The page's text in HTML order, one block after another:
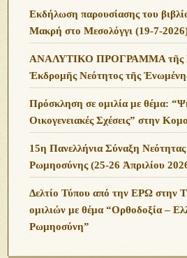
Εκδήλωση παρουσίασης του
Μακρή στο Μεσολόγγι (19-7-
ΑΝΑΛΥΤΙΚΟ ΠΡΟΓΡΑΜΜΑ τῆς
Ἐκδρομῆς Νεότητος τῆς
Πρόσκληση σε ομιλία με θέμα:
Οικογενειακές Σχέσεις” στην
15η Πανελλήνια Σύναξη
Ρωμηοσύνης (25-26 Ἀπριλίου
Δελτίο Τύπου από την ΕΡΩ στην
ομιλιών με θέμα “Ορθοδοξία –
Ρωμηοσύνη”